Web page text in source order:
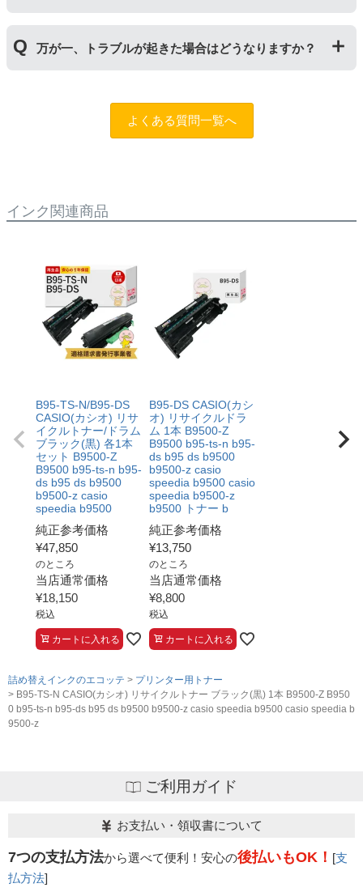
くことで保証期間が2年に延長されます。
保証期間の2年以内に使い切るようお願いいたします。
用未開封の場合であっても対応することができません。
ご購入前に商品の型番などをよくご確認ください。な
ますので、お手数ですが当店までお問い合わせくださ
万が一、トラブルが起きた場合はどうなりますか？
問合フォーム
ふたつの保証」を設けておりますので、ご購入
よくある質問一覧へ
インク関連商品
B95-TS-N/B95-DS
CASIO(カシオ) リサ
イクルトナー/ドラム
ブラック(黒) 各1本
セット B9500-Z
B9500 b95-ts-n b95-
ds b95 ds b9500
b9500-z casio
speedia b9500
純正参考価格
¥47,850
のところ
当店通常価格
¥18,150
税込
カートに入れる
B95-DS CASIO(カシ
オ) リサイクルドラ
ム 1本 B9500-Z
B9500 b95-ts-n b95-
ds b95 ds b9500
b9500-z casio
speedia b9500 casio
speedia b9500-z
b9500 トナー b
純正参考価格
¥13,750
のところ
当店通常価格
¥8,800
税込
カートに入れる
詰め替えインクのエコッテ
プリンター用トナー
B95-TS-N CASIO(カシオ) リサイクルトナー ブラック(黒) 1本 B9500-Z B950
0 b95-ts-n b95-ds b95 ds b9500 b9500-z casio speedia b9500 casio speedia b
9500-z
ご利用ガイド
お支払い・領収書について
7つの支払方法から選べて便利！安心の後払いもOK！ [支
払方法]